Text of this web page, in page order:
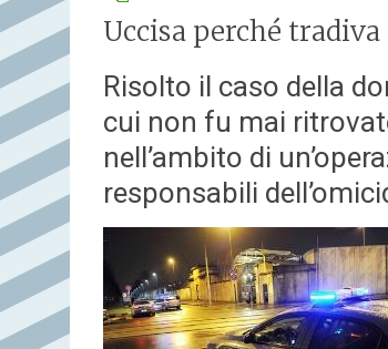
Uccisa perché
Risolto il caso della
cui non fu mai
nell’ambito di
responsabili